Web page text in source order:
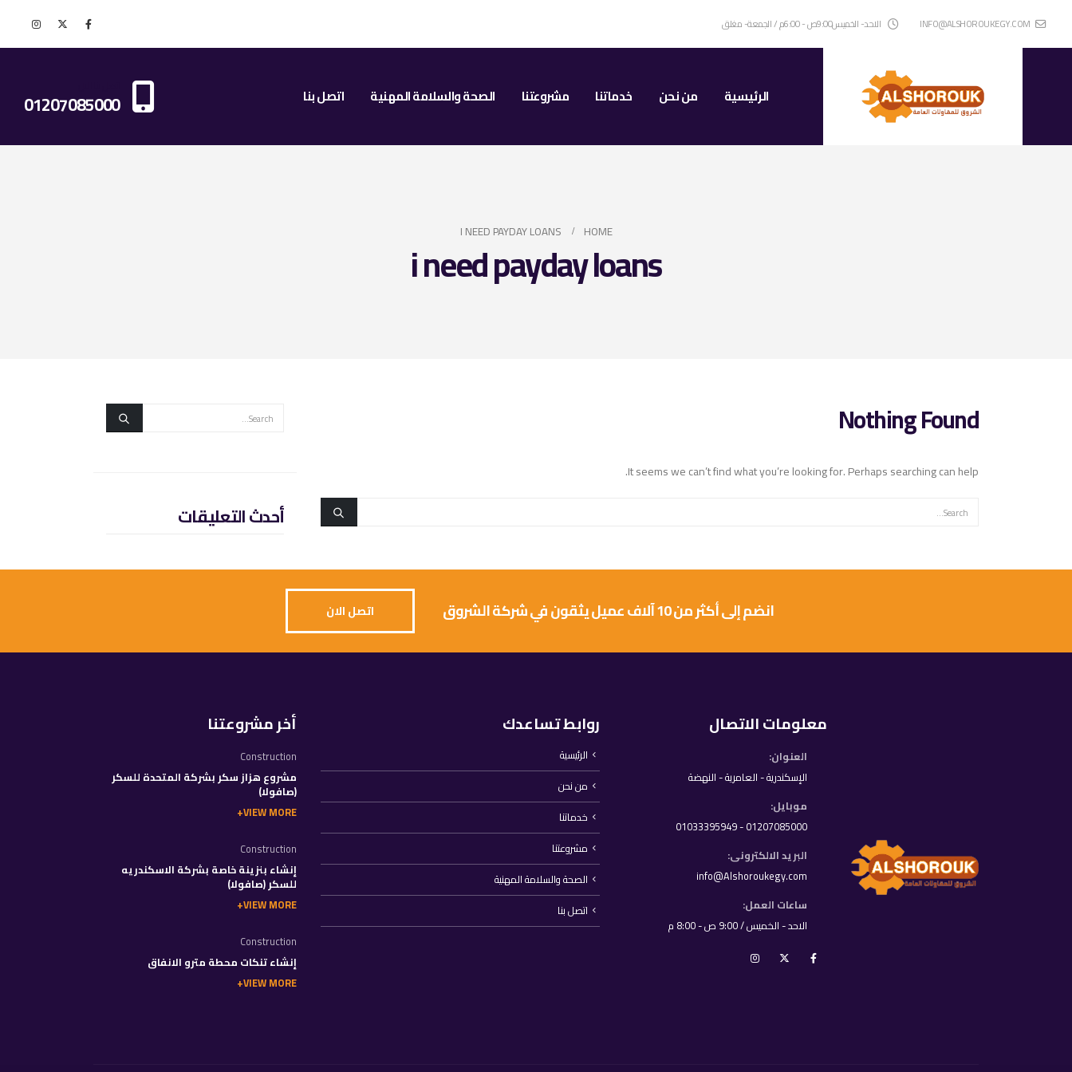
INFO@ALSHOROUKEGY.COM الاحد- الخميس9:00ص - 6:00م / الجمعة- مغلق
الرئيسية من نحن خدماتنا مشروعتنا الصحة والسلامة المهنية اتصل بنا 01207085000
HOME
I NEED PAYDAY LOANS
i need payday loans
Nothing Found
It seems we can’t find what you’re looking for. Perhaps searching can help.
أحدث التعليقات
انضم إلى أكثر من 10 آلاف عميل يثقون في شركة الشروق اتصل الان
معلومات الاتصال
العنوان:
الإسكندرية - العامرية - النهضة
موبايل:
01207085000 - 01033395949
البريد الالكترونى:
info@Alshoroukegy.com
ساعات العمل:
الاحد - الخميس / 9:00 ص - 8:00 م
روابط تساعدك
الرئيسية
من نحن
خدماتنا
مشروعتنا
الصحة والسلامة المهنية
اتصل بنا
أخر مشروعتنا
Construction
مشروع هزاز سكر بشركة المتحدة للسكر
(صافولا)
VIEW MORE
Construction
إنشاء بنزينة خاصة بشركة الاسكندريه
للسكر (صافولا)
VIEW MORE
Construction
إنشاء تنكات محطة مترو الانفاق
VIEW MORE